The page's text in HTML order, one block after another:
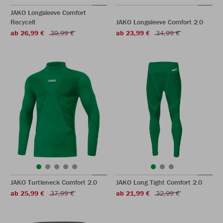
JAKO Longsleeve Comfort
Recycelt
ab 26,99 €
39,99 €
JAKO Longsleeve Comfort 2.0
ab 23,99 €
34,99 €
JAKO Turtleneck Comfort 2.0
ab 25,99 €
37,99 €
JAKO Long Tight Comfort 2.0
ab 21,99 €
32,99 €